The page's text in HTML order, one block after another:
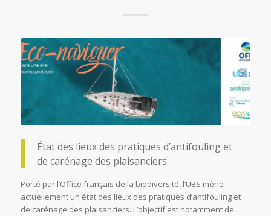
État des lieux des pratiques d’antifouling et
de carénage des plaisanciers
Porté par l’Office français de la biodiversité, l’UBS mène
actuellement un état des lieux des pratiques d’antifouling et
de carénage des plaisanciers. L’objectif est notamment de